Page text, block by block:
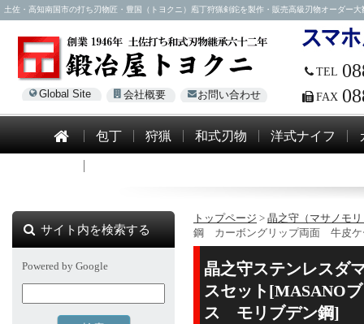
土佐・高知南国市の打ち刃物匠・豊国（トヨクニ）庖丁狩猟剣鉈を製作・販売高級刃物オーダー
Global Site 会社概要 お問い合わせ
TEL
FAX
包丁 狩猟 和式刃物 洋式ナイフ
トップページ > 晶之守（マサノモ
鋼 カーボングリップ両面 牛皮ケ
晶之守ステンレスダ
スセット[MASANO
ス モリブデン鋼]
サイト内を検索する
Powered by Google